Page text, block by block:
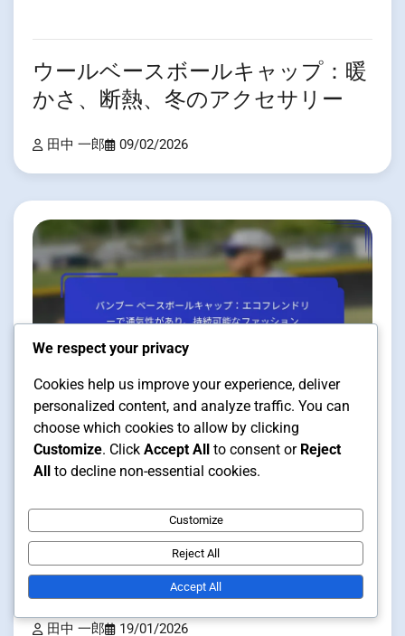
ウールベースボールキャップ：暖
かさ、断熱、冬のアクセサリー
田中 一郎 09/02/2026
野球帽と帽子の素材タイプ
1 min read
バンブー ベースボールキャッ
プ：エコフレンドリーで通気性が
あり、持続可能なファッション
田中 一郎 19/01/2026
We respect your privacy
Cookies help us improve your experience, deliver
personalized content, and analyze traffic. You can
choose which cookies to allow by clicking
Customize. Click Accept All to consent or Reject
All to decline non-essential cookies.
Customize
Reject All
Accept All